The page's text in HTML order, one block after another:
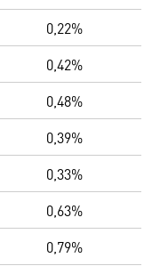
0,22%
0,42%
0,48%
0,39%
0,33%
0,63%
0,79%